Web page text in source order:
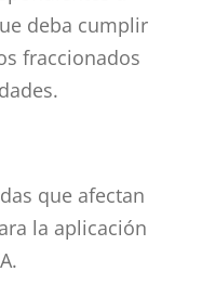
deba cumplir
fraccionados
que afectan
la aplicación